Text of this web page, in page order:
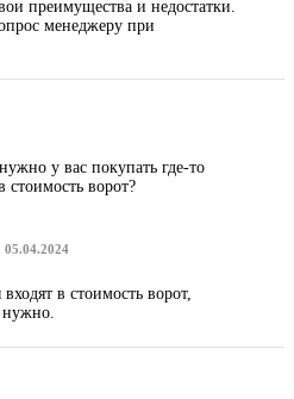
преимущества и недостатки.
менеджеру при
у вас покупать где-то
стоимость ворот?
05.04.2024
в стоимость ворот,
нужно.